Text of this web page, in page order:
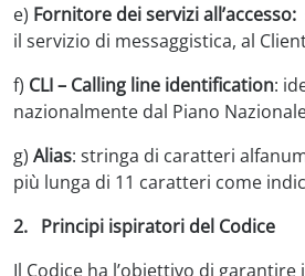
e) Fornitore dei servizi all’accesso:
il servizio di messaggistica, al
f) CLI – Calling line identification:
nazionalmente dal Piano
g) Alias: stringa di caratteri
più lunga di 11 caratteri come
2. Principi ispiratori del Codice
Il Codice ha l’obiettivo di